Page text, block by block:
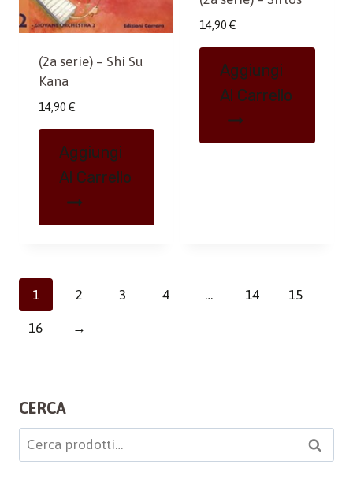
(2a serie) – Shi Su
Kana
14,90 €
Aggiungi
Al Carrello
14,90 €
Aggiungi
Al Carrello
1 2 3 4 … 14 15
16 →
CERCA
Cerca: Cerca